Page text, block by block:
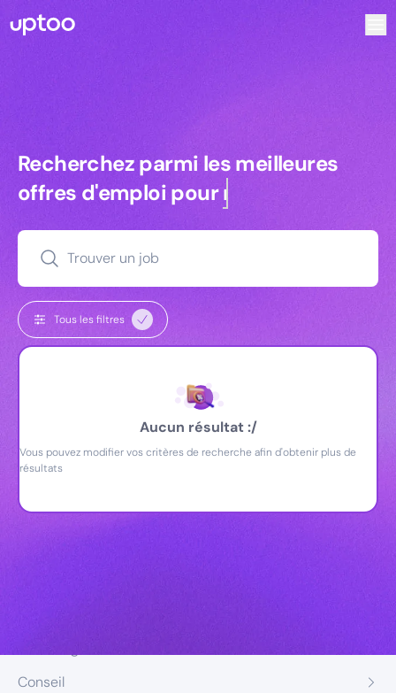
Recherchez parmi les meilleures
Recherchez parmi les meilleures
offres d'emploi pourmanagers
Trouver un job
Tous les filtres
Aucun résultat :/
Vous pouvez modifier vos critères de recherche afin d'obtenir plus de
résultats
Conseil